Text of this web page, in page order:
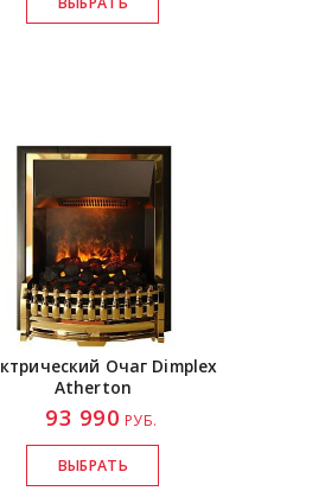
Очаг Dimplex
Atherton
93 990 РУБ.